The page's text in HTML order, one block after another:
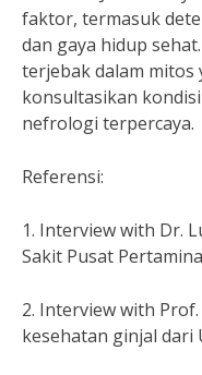
faktor, termasuk
dan gaya hidup
terjebak dalam mitos
konsultasikan
nefrologi terpercaya.
Referensi:
1. Interview with Dr.
Sakit Pusat Pertamina
2. Interview with
kesehatan ginjal dari